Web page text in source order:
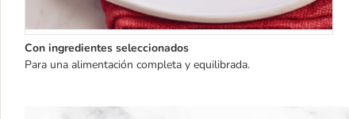
Con ingredientes seleccionados
Para una alimentación completa y equilibrada.